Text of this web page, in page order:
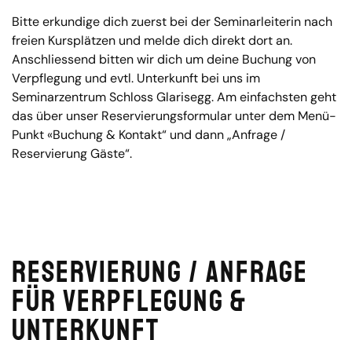
Bitte erkundige dich zuerst bei der Seminarleiterin nach
freien Kursplätzen und melde dich direkt dort an.
Anschliessend bitten wir dich um deine Buchung von
Verpflegung und evtl. Unterkunft bei uns im
Seminarzentrum Schloss Glarisegg. Am einfachsten geht
das über unser Reservierungsformular unter dem Menü-
Punkt «Buchung & Kontakt“ und dann „Anfrage /
Reservierung Gäste“.
Reservierung / Anfrage
für Verpflegung &
Unterkunft